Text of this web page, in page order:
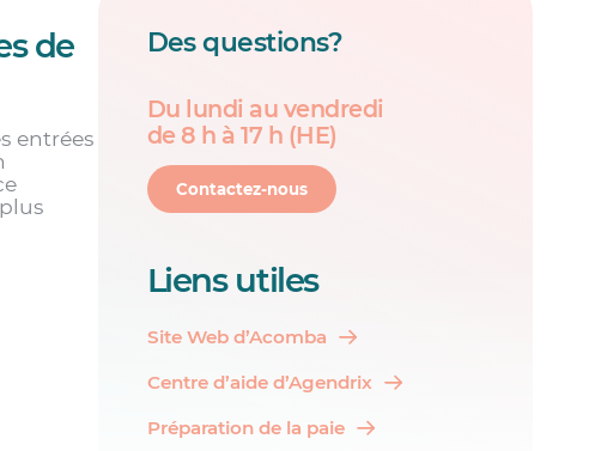
de
entrées
Des questions?
Du lundi au vendredi
de 8 h à 17 h (HE)
Contactez-nous
Liens utiles
Site Web d’Acomba
Centre d’aide d’Agendrix
Préparation de la paie